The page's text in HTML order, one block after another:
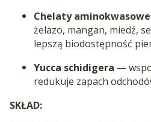
Chelaty
żelazo, mangan, miedź,
lepszą biodostępność
Yucca schidigera —
redukuje zapach
SKŁAD: